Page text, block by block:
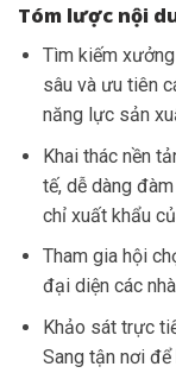
Tóm lược nội
Tìm kiếm
sâu và ưu tiên
năng lực sản
Khai thác nền
tế, dễ dàng
chỉ xuất khẩu
Tham gia hội
đại diện các
Khảo sát trực
Sang tận nơi